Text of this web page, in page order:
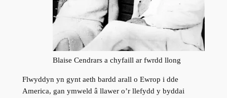
Blaise Cendrars a chyfaill ar fwrdd llong
Flwyddyn yn gynt aeth bardd arall o Ewrop i dde
America, gan ymweld â llawer o’r llefydd y byddai